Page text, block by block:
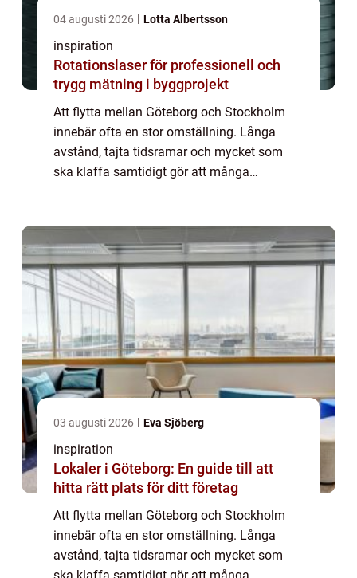
04 augusti 2026 Lotta Albertsson
inspiration
Rotationslaser för professionell och
trygg mätning i byggprojekt
Att flytta mellan Göteborg och Stockholm
innebär ofta en stor omställning. Långa
avstånd, tajta tidsramar och mycket som
ska klaffa samtidigt gör att många
03 augusti 2026 Eva Sjöberg
inspiration
Lokaler i Göteborg: En guide till att
hitta rätt plats för ditt företag
Att flytta mellan Göteborg och Stockholm
innebär ofta en stor omställning. Långa
avstånd, tajta tidsramar och mycket som